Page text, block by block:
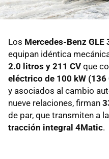
Los Mercedes-Benz GLE
equipan idéntica
2.0 litros y 211 CV que
eléctrico de 100 kW (136
y asociados al cambio
nueve relaciones, firman
de par, que transmiten a
tracción integral 4Matic.